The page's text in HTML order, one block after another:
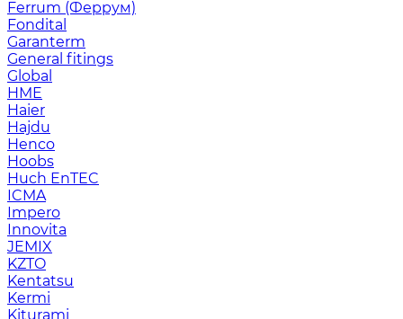
Ferrum (Феррум)
Fondital
Garanterm
General fitings
Global
HME
Haier
Hajdu
Henco
Hoobs
Huch EnTEC
ICMA
Impero
Innovita
JEMIX
KZTO
Kentatsu
Kermi
Kiturami